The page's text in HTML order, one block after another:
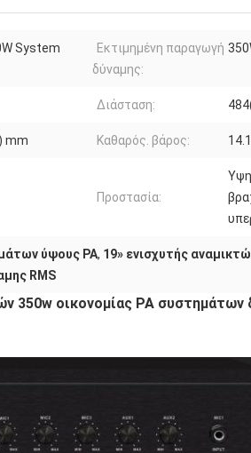
System
Εκτιμημένη παραγωγή
δύναμης:
Διάσταση:
mm Καθαρός. βάρος:
Προστασία:
ύψους PA, 19» ενισχυτής
RMS
350w οικονομίας PA